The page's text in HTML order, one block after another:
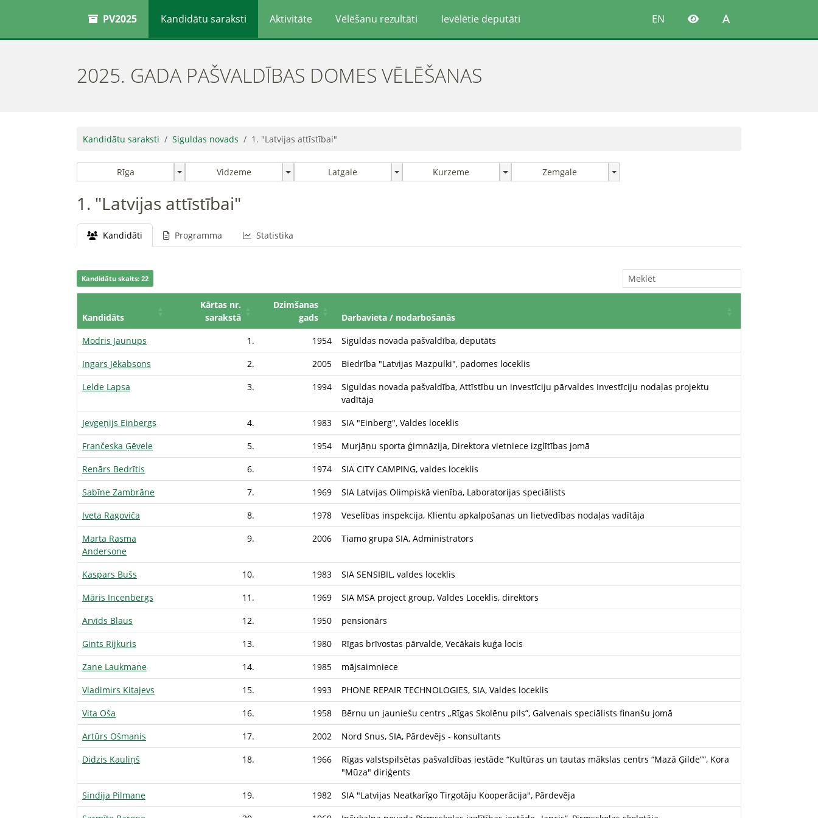
PV2025 Kandidātu saraksti Aktivitāte Vēlēšanu rezultāti Ievēlētie deputāti EN
2025. GADA PAŠVALDĪBAS DOMES VĒLĒŠANAS
Kandidātu saraksti Siguldas novads 1. "Latvijas attīstībai"
Rīga Vidzeme Latgale Kurzeme Zemgale
1. "Latvijas attīstībai"
Kandidāti Programma Statistika
Kandidātu skaits: 22
Kandidāts
Kārtas nr.
sarakstā
Dzimšanas
gads
Darbavieta / nodarbošanās
Modris Jaunups
1. 1954
Siguldas novada pašvaldība, deputāts
Ingars Jēkabsons
2. 2005
Biedrība "Latvijas Mazpulki", padomes loceklis
Lelde Lapsa
3. 1994
Siguldas novada pašvaldība, Attīstību un investīciju pārvaldes Investīciju nodaļas projektu
vadītāja
Jevgeņijs Einbergs
4. 1983
SIA "Einberg", Valdes loceklis
Frančeska Ģēvele
5. 1954
Murjāņu sporta ģimnāzija, Direktora vietniece izglītības jomā
Renārs Bedrītis
6. 1974
SIA CITY CAMPING, valdes loceklis
Sabīne Zambrāne
7. 1969
SIA Latvijas Olimpiskā vienība, Laboratorijas speciālists
Iveta Ragoviča
8. 1978
Veselības inspekcija, Klientu apkalpošanas un lietvedības nodaļas vadītāja
Marta Rasma
Andersone
9. 2006 Tiamo grupa SIA, Administrators
Kaspars Bušs 10. 1983
SIA SENSIBIL, valdes loceklis
Māris Incenbergs
11. 1969
SIA MSA project group, Valdes Loceklis, direktors
Arvīds Blaus
12. 1950
pensionārs
Gints Rijkuris
13. 1980
Rīgas brīvostas pārvalde, Vecākais kuģa locis
Zane Laukmane
14. 1985
mājsaimniece
Vladimirs Kitajevs
15. 1993
PHONE REPAIR TECHNOLOGIES, SIA, Valdes loceklis
Vita Oša
16. 1958
Bērnu un jauniešu centrs „Rīgas Skolēnu pils”, Galvenais speciālists finanšu jomā
Artūrs Ošmanis
17. 2002
Nord Snus, SIA, Pārdevējs - konsultants
Didzis Kauliņš
18. 1966
Rīgas valstspilsētas pašvaldības iestāde “Kultūras un tautas mākslas centrs “Mazā Ģilde””, Kora
"Mūza" diriģents
Sindija Pilmane
19. 1982
SIA "Latvijas Neatkarīgo Tirgotāju Kooperācija", Pārdevēja